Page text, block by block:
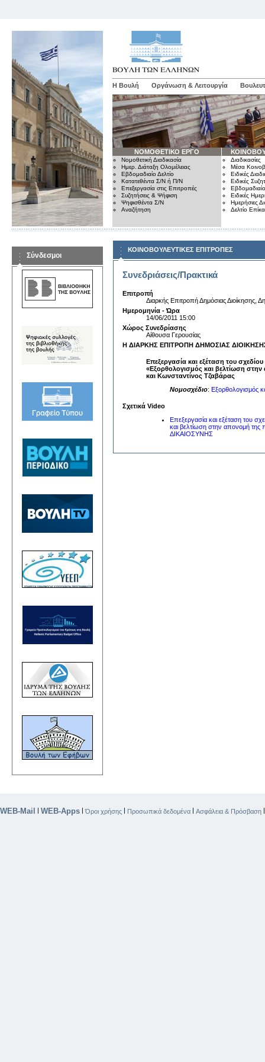
Η Βουλή Οργάνωση & Λειτουργία
ΝΟΜΟΘΕΤΙΚΟ ΕΡΓΟ
Νομοθετική Διαδικασία
Ημερ. Διάταξη Ολομέλειας
Εβδομαδιαίο Δελτίο
Κατατεθέντα Σ/Ν ή Π/Ν
Επεξεργασία στις Επιτροπές
Συζητήσεις & Ψήφιση
Ψηφισθέντα Σ/Ν
Αναζήτηση
Διαδικασίες
Μέσα
Ειδικές
Ειδικές
Εβδομαδιαίο
Ειδικές
Ημερήσιες
Δελτίο
Σύνδεσμοι
ΚΟΙΝΟΒΟΥΛΕΥΤΙΚΕΣ ΕΠΙΤΡΟΠΕΣ
Συνεδριάσεις/Πρακτικά
Επιτροπή
Διαρκής Επιτροπή Δημόσιας Διοίκησης,
Ημερομηνία - Ώρα
14/06/2011 15:00
Χώρος Συνεδρίασης
Αίθουσα Γερουσίας
Η ΔΙΑΡΚΗΣ ΕΠΙΤΡΟΠΗ ΔΗΜΟΣΙΑΣ
Επεξεργασία και εξέταση του
«Εξορθολογισμός και βελτίωση στην
και Κωνσταντίνος Τζαβάρας
Νομοσχέδιο: Εξορθολογισμός
Σχετικά Video
Επεξεργασία και εξέταση του
και βελτίωση στην απονομή
ΔΙΚΑΙΟΣΥΝΗΣ
WEB-Mail WEB-Apps |Όροι χρήσης Προσωπικά δεδομένα Ασφάλεια & Πρόσβαση